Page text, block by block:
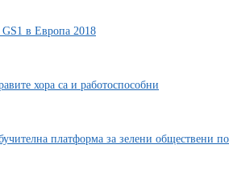
в Европа 2018
хора са и работоспособни
платформа за зелени обществени